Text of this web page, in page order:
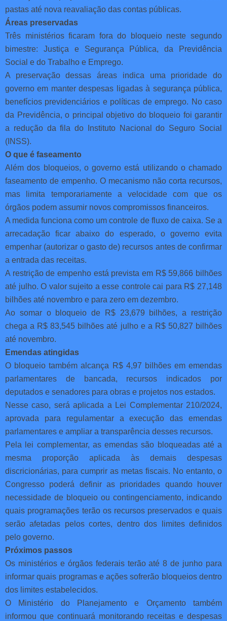
pastas até nova reavaliação das contas públicas.
Áreas preservadas
Três ministérios ficaram fora do bloqueio neste segundo
bimestre: Justiça e Segurança Pública, da Previdência
Social e do Trabalho e Emprego.
A preservação dessas áreas indica uma prioridade do
governo em manter despesas ligadas à segurança pública,
benefícios previdenciários e políticas de emprego. No caso
da Previdência, o principal objetivo do bloqueio foi garantir
a redução da fila do Instituto Nacional do Seguro Social
(INSS).
O que é faseamento
Além dos bloqueios, o governo está utilizando o chamado
faseamento de empenho. O mecanismo não corta recursos,
mas limita temporariamente a velocidade com que os
órgãos podem assumir novos compromissos financeiros.
A medida funciona como um controle de fluxo de caixa. Se a
arrecadação ficar abaixo do esperado, o governo evita
empenhar (autorizar o gasto de) recursos antes de confirmar
a entrada das receitas.
A restrição de empenho está prevista em R$ 59,866 bilhões
até julho. O valor sujeito a esse controle cai para R$ 27,148
bilhões até novembro e para zero em dezembro.
Ao somar o bloqueio de R$ 23,679 bilhões, a restrição
chega a R$ 83,545 bilhões até julho e a R$ 50,827 bilhões
até novembro.
Emendas atingidas
O bloqueio também alcança R$ 4,97 bilhões em emendas
parlamentares de bancada, recursos indicados por
deputados e senadores para obras e projetos nos estados.
Nesse caso, será aplicada a Lei Complementar 210/2024,
aprovada para regulamentar a execução das emendas
parlamentares e ampliar a transparência desses recursos.
Pela lei complementar, as emendas são bloqueadas até a
mesma proporção aplicada às demais despesas
discricionárias, para cumprir as metas fiscais. No entanto, o
Congresso poderá definir as prioridades quando houver
necessidade de bloqueio ou contingenciamento, indicando
quais programações terão os recursos preservados e quais
serão afetadas pelos cortes, dentro dos limites definidos
pelo governo.
Próximos passos
Os ministérios e órgãos federais terão até 8 de junho para
informar quais programas e ações sofrerão bloqueios dentro
dos limites estabelecidos.
O Ministério do Planejamento e Orçamento também
informou que continuará monitorando receitas e despesas